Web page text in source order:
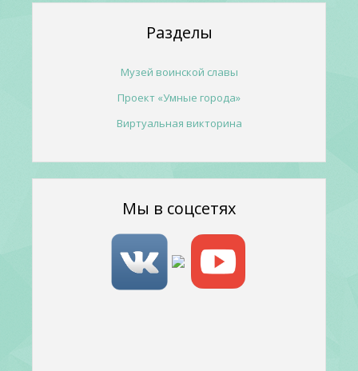
Разделы
Музей воинской славы
Проект «Умные города»
Виртуальная викторина
Мы в соцсетях